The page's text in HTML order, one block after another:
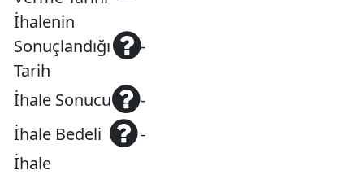
İhalenin
Sonuçlandığı
Tarih
-
İhale Sonucu
-
İhale Bedeli
-
İhale